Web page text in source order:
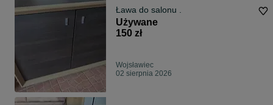
Ława do salonu .
Używane
150 zł
Wojsławiec
02 sierpnia 2026